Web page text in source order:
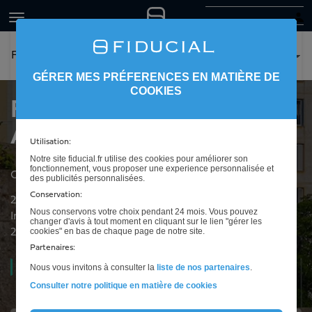
FIDUCIAL Expertise Ajaccio
FIDUCIAL Expertise
Ajaccio
Cabinet d'expertise comptable à Ajaccio
23 cours Général Leclerc
Immeuble Le Napoléon
20000 Ajaccio
Ouvert 08h30 à 12h30 et de 14h00 à 18h00
GÉRER MES PRÉFERENCES EN MATIÈRE DE
COOKIES
Utilisation:
Notre site fiducial.fr utilise des cookies pour améliorer son
fonctionnement, vous proposer une experience personnalisée et
des publicités personnalisées.
Conservation:
Nous conservons votre choix pendant 24 mois. Vous pouvez
changer d'avis à tout moment en cliquant sur le lien "gérer les
cookies" en bas de chaque page de notre site.
Partenaires:
Nous vous invitons à consulter la liste de nos partenaires.
Consulter notre politique en matière de cookies